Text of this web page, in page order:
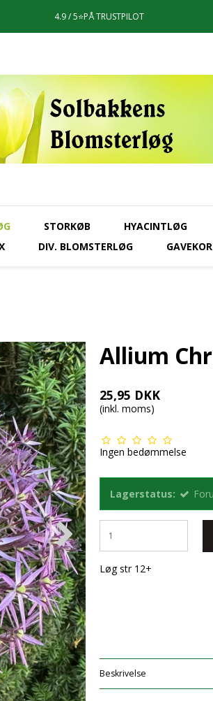
4.9 / 5⭐️PÅ TRUSTPILOT
STORKØB HYACINTLØG
DIV. BLOMSTERLØG
Allium
25,95 DKK
(inkl. moms)
Ingen bedømmelse
Lagerstatus:
Løg str 12+
Beskrivelse